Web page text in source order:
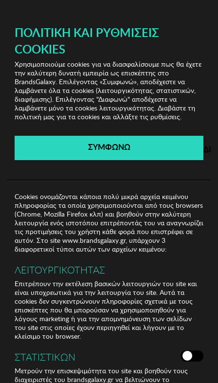
Marc Malone Sunglasses
Unisex Γυαλιά Ηλίου
Unisex Γυαλιά Ηλίου Marc Malone
Marc Malone Sunglasses
Λήγει σε: 00ημέρες | 00ώρες 00λεπτά 00δευτ.
ΠΟΛΙΤΙΚΉ ΚΑΙ ΡΥΘΜΊΣΕΙΣ
COOKIES
Χρησιμοποιούμε cookies για να διασφαλίσουμε πως θα έχετε
την καλύτερη δυνατή εμπειρία ως επισκέπτης στο
BrandsGalaxy. Επιλέγοντας «Συμφωνώ», αποδέχεστε να
λαμβάνετε όλα τα cookies (λειτουργικότητας, στατιστικών,
διαφήμισης). Επιλέγοντας "Διαφωνώ" αποδέχεστε να
λαμβάνετε μόνο τα cookies λειτουργικότητας. Διαβάστε τη
πολιτική μας για τα cookies και αλλάξτε τις ρυθμίσεις.
ΣΥΜΦΩΝΩ
Cookies ονομάζονται κάποια πολύ μικρά αρχεία κειμένου
πληροφορίας τα οποία χρησιμοποιούνται από τους browsers
(Chrome, Mozilla Firefox κλπ) και βοηθούν στην καλύτερη
λειτουργία ενός ιστοτόπου επιτρέποντάς του να αναγνωρίζει
τις προτιμήσεις του χρήστη κάθε φορά που επιστρέφει σε
αυτόν. Στο site www.brandsgalaxy.gr, υπάρχουν 3
διαφορετικοί τύποι αυτών των αρχείων κειμένου:
ΛΕΙΤΟΥΡΓΙΚΟΤΗΤΑΣ
Επιτρέπουν την εκτέλεση βασικών λειτουργιών του site και
είναι υποχρεωτικά για την λειτουργία του site. Αυτά τα
cookies δεν συγκεντρώνουν πληροφορίες σχετικά με τους
επισκέπτες που θα μπορούσαν να χρησιμοποιηθούν για
λόγους marketing ή για την απομνημόνευση των σελίδων
του site στις οποίες έχουν περιηγηθεί και λήγουν με το
κλείσιμο του browser.
ΣΤΑΤΙΣΤΙΚΩΝ
Μετρούν την επισκεψιμότητα του site και βοηθούν τους
διαχειριστές του brandsgalaxy.gr να βελτιώνουν το